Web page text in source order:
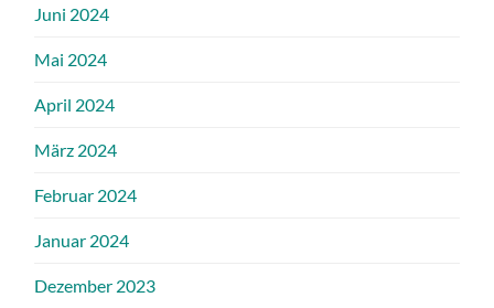
Juni 2024
Mai 2024
April 2024
März 2024
Februar 2024
Januar 2024
Dezember 2023